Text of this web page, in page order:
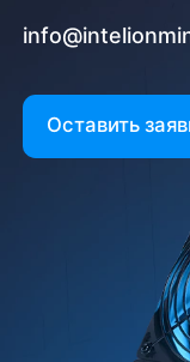
Оставить